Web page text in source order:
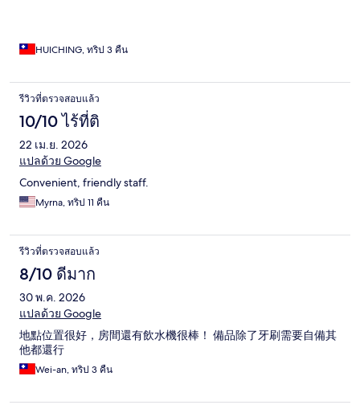
HUICHING, ทริป 3 คืน
รีวิวที่ตรวจสอบแล้ว
10/10 ไร้ที่ติ
22 เม.ย. 2026
แปลด้วย Google
Convenient, friendly staff.
Myrna, ทริป 11 คืน
รีวิวที่ตรวจสอบแล้ว
8/10 ดีมาก
30 พ.ค. 2026
แปลด้วย Google
地點位置很好，房間還有飲水機很棒！ 備品除了牙刷需要自備其
他都還行
Wei-an, ทริป 3 คืน